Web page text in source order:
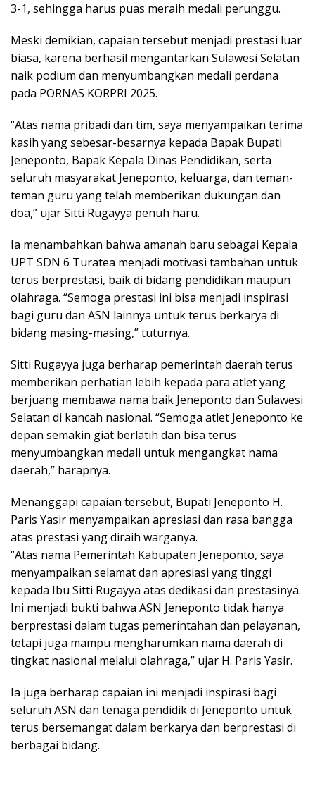
3-1, sehingga harus puas meraih medali perunggu.
Meski demikian, capaian tersebut menjadi prestasi luar
biasa, karena berhasil mengantarkan Sulawesi Selatan
naik podium dan menyumbangkan medali perdana
pada PORNAS KORPRI 2025.
“Atas nama pribadi dan tim, saya menyampaikan terima
kasih yang sebesar-besarnya kepada Bapak Bupati
Jeneponto, Bapak Kepala Dinas Pendidikan, serta
seluruh masyarakat Jeneponto, keluarga, dan teman-
teman guru yang telah memberikan dukungan dan
doa,” ujar Sitti Rugayya penuh haru.
Ia menambahkan bahwa amanah baru sebagai Kepala
UPT SDN 6 Turatea menjadi motivasi tambahan untuk
terus berprestasi, baik di bidang pendidikan maupun
olahraga. “Semoga prestasi ini bisa menjadi inspirasi
bagi guru dan ASN lainnya untuk terus berkarya di
bidang masing-masing,” tuturnya.
Sitti Rugayya juga berharap pemerintah daerah terus
memberikan perhatian lebih kepada para atlet yang
berjuang membawa nama baik Jeneponto dan Sulawesi
Selatan di kancah nasional. “Semoga atlet Jeneponto ke
depan semakin giat berlatih dan bisa terus
menyumbangkan medali untuk mengangkat nama
daerah,” harapnya.
Menanggapi capaian tersebut, Bupati Jeneponto H.
Paris Yasir menyampaikan apresiasi dan rasa bangga
atas prestasi yang diraih warganya.
“Atas nama Pemerintah Kabupaten Jeneponto, saya
menyampaikan selamat dan apresiasi yang tinggi
kepada Ibu Sitti Rugayya atas dedikasi dan prestasinya.
Ini menjadi bukti bahwa ASN Jeneponto tidak hanya
berprestasi dalam tugas pemerintahan dan pelayanan,
tetapi juga mampu mengharumkan nama daerah di
tingkat nasional melalui olahraga,” ujar H. Paris Yasir.
Ia juga berharap capaian ini menjadi inspirasi bagi
seluruh ASN dan tenaga pendidik di Jeneponto untuk
terus bersemangat dalam berkarya dan berprestasi di
berbagai bidang.